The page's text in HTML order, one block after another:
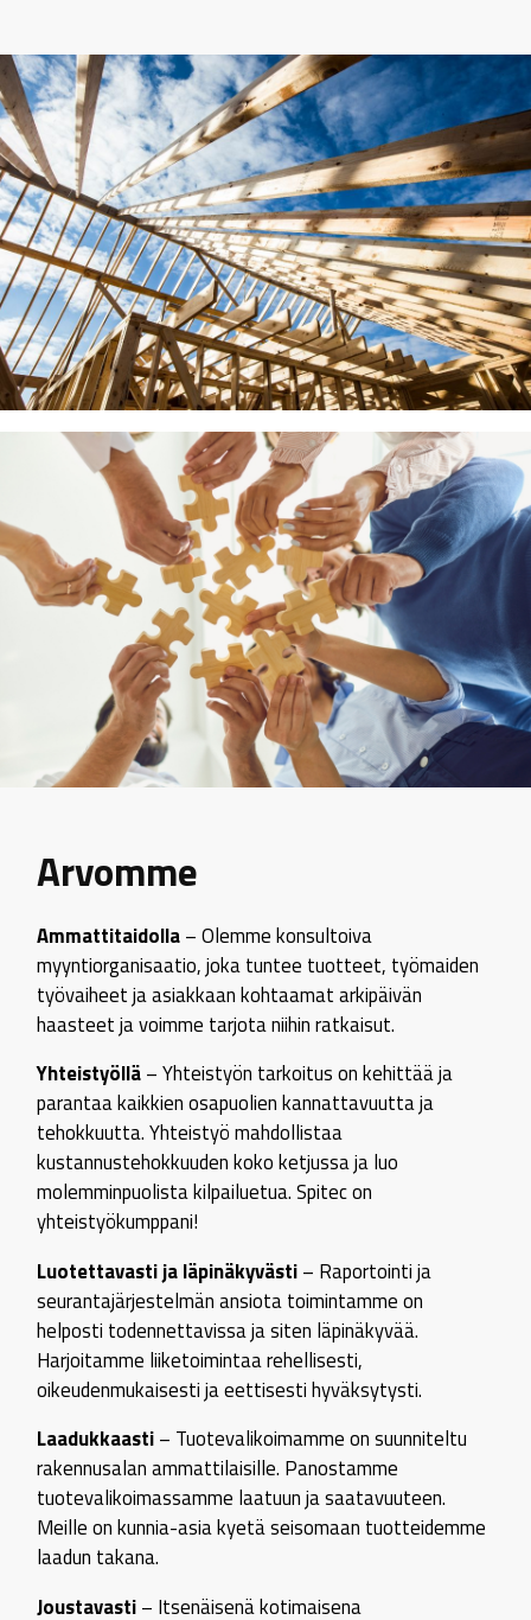
Arvomme
Ammattitaidolla – Olemme konsultoiva
myyntiorganisaatio, joka tuntee tuotteet, työmaiden
työvaiheet ja asiakkaan kohtaamat arkipäivän
haasteet ja voimme tarjota niihin ratkaisut.
Yhteistyöllä – Yhteistyön tarkoitus on kehittää ja
parantaa kaikkien osapuolien kannattavuutta ja
tehokkuutta. Yhteistyö mahdollistaa
kustannustehokkuuden koko ketjussa ja luo
molemminpuolista kilpailuetua. Spitec on
yhteistyökumppani!
Luotettavasti ja läpinäkyvästi – Raportointi ja
seurantajärjestelmän ansiota toimintamme on
helposti todennettavissa ja siten läpinäkyvää.
Harjoitamme liiketoimintaa rehellisesti,
oikeudenmukaisesti ja eettisesti hyväksytysti.
Laadukkaasti – Tuotevalikoimamme on suunniteltu
rakennusalan ammattilaisille. Panostamme
tuotevalikoimassamme laatuun ja saatavuuteen.
Meille on kunnia-asia kyetä seisomaan tuotteidemme
laadun takana.
Joustavasti – Itsenäisenä kotimaisena